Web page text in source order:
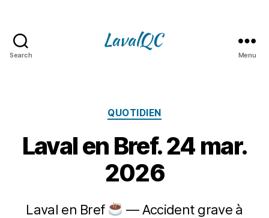
Search Menu
Catégories
QUOTIDIEN
Laval en Bref. 24 mar.
2026
Laval en Bref
— Accident grave à